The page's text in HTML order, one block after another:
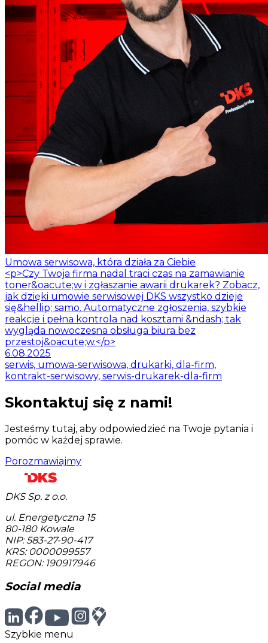
Umowa serwisowa, która działa za Ciebie
<p>Czy Twoja firma nadal traci czas na zamawianie
toner&oacute;w i zgłaszanie awarii drukarek? Zobacz,
jak dzięki umowie serwisowej DKS wszystko dzieje
się&hellip; samo. Automatyczne zgłoszenia, szybkie
reakcje i pełna kontrola nad kosztami &ndash; tak
wygląda nowoczesna obsługa biura bez
przestoj&oacute;w.</p>
6.08.2025
serwis, umowa-serwisowa, drukarki, dla-firm,
kontrakt-serwisowy, serwis-drukarek-dla-firm
Skontaktuj się z nami!
Jesteśmy tutaj, aby odpowiedzieć na Twoje pytania i
pomóc w każdej sprawie.
Porozmawiajmy
DKS Sp. z o.o.
ul. Energetyczna 15
80-180 Kowale
NIP: 583-27-90-417
KRS: 0000099557
REGON: 190917946
Social media
Szybkie menu